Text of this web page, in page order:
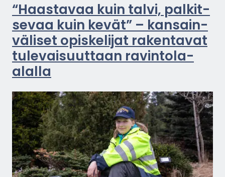
“Haas­ta­vaa kuin talvi, pal­kit­
se­vaa kuin kevät” – kan­sain­
vä­li­set opis­ke­li­jat ra­ken­ta­vat
tu­le­vai­suut­taan ravintola-​
alalla